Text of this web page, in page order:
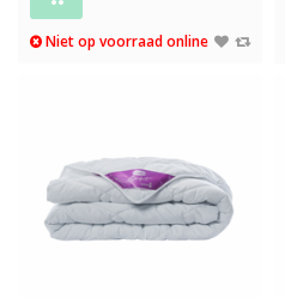
Niet op voorraad online